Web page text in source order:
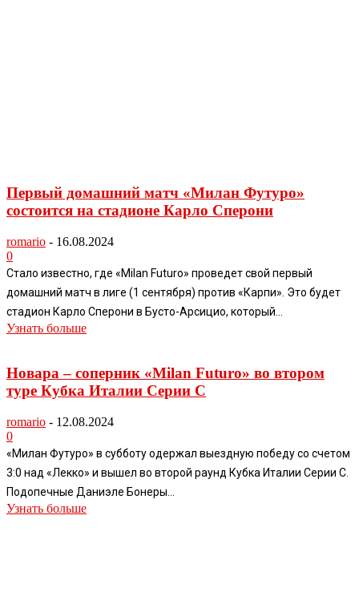
Первый домашний матч «Милан Футуро»
состоится на стадионе Карло Сперони
romario - 16.08.2024
0
Стало известно, где «Milan Futuro» проведет свой первый
домашний матч в лиге (1 сентября) против «Карпи». Это будет
стадион Карло Сперони в Бусто-Арсицио, который...
Узнать больше
Новара – соперник «Milan Futuro» во втором
туре Кубка Италии Серии С
romario - 12.08.2024
0
«Милан Футуро» в субботу одержал выездную победу со счетом
3:0 над «Лекко» и вышел во второй раунд Кубка Италии Серии C.
Подопечные Даниэле Бонеры...
Узнать больше